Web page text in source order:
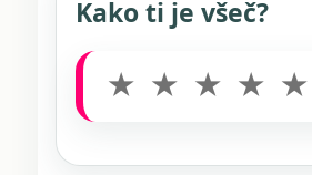
Kako ti je všeč?
★ ★ ★ ★ ★